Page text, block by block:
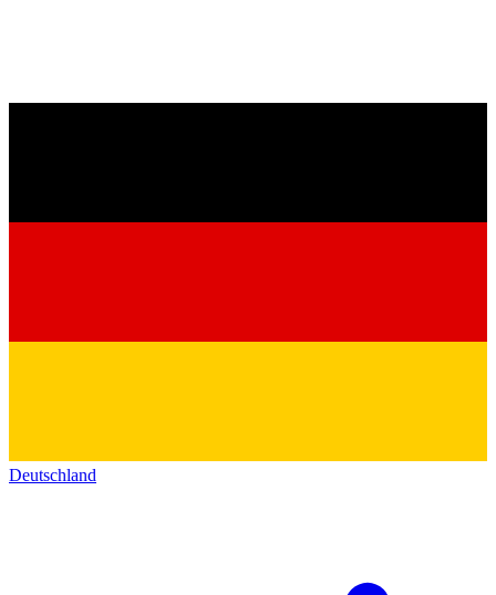
Deutschland